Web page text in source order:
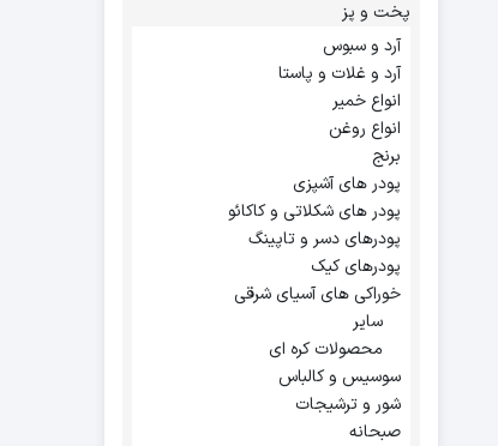
پخت و پز
آرد و سبوس
آرد و غلات و پاستا
انواع خمیر
انواع روغن
برنج
پودر های آشپزی
پودر های شکلاتی و کاکائو
پودرهای دسر و تاپینگ
پودرهای کیک
خوراکی های آسیای شرقی
سایر
محصولات کره ای
سوسیس و کالباس
شور و ترشیجات
صبحانه